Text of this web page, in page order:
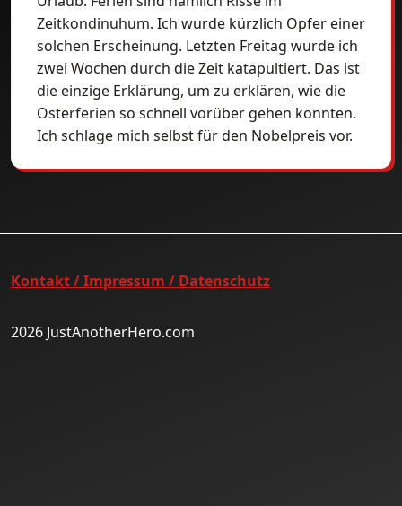
Zeitkondinuhum. Ich wurde kürzlich Opfer einer
solchen Erscheinung. Letzten Freitag wurde ich
zwei Wochen durch die Zeit katapultiert. Das ist
die einzige Erklärung, um zu erklären, wie die
Osterferien so schnell vorüber gehen konnten.
Ich schlage mich selbst für den Nobelpreis vor.
Kontakt / Impressum / Datenschutz
2026 JustAnotherHero.com